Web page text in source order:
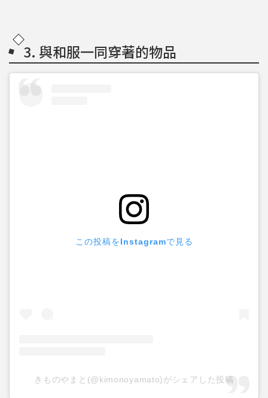
3. 與和服一同穿著的物品
この投稿をInstagramで見る
きものやまと(@kimonoyamato)がシェアした投稿